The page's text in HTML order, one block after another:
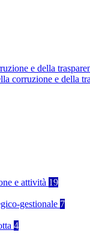
e della
corruzione e della
e attività 19
gestionale 7
4